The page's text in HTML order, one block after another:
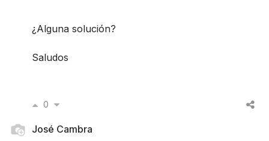
¿Alguna solución?
Saludos
0
José Cambra